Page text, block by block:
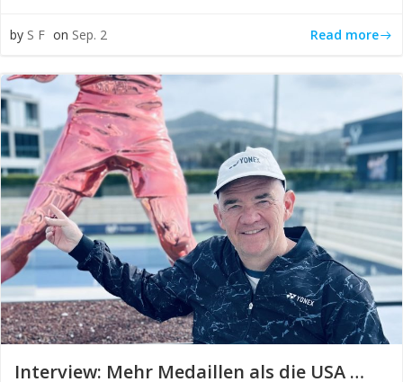
by S F on Sep. 2 Read more
Interview: Mehr Medaillen als die USA …